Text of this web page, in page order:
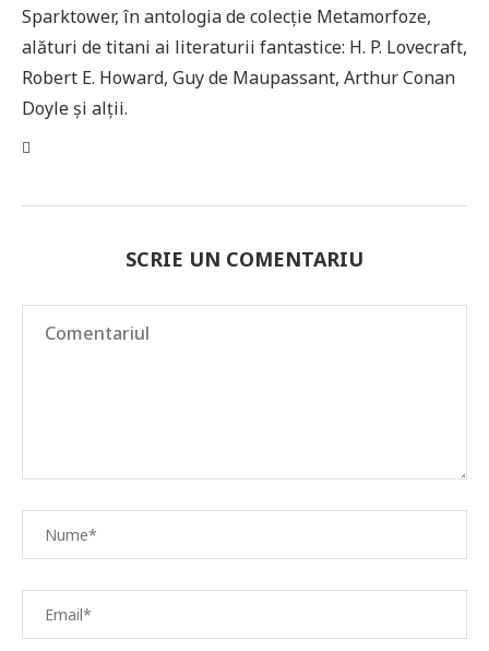
Sparktower, în antologia de colecție Metamorfoze,
alături de titani ai literaturii fantastice: H. P. Lovecraft,
Robert E. Howard, Guy de Maupassant, Arthur Conan
Doyle și alții.
SCRIE UN COMENTARIU